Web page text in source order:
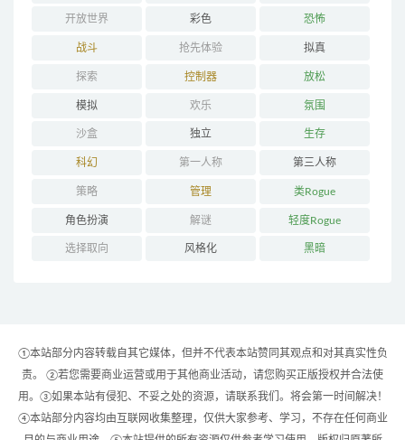
开放世界 彩色 恐怖
战斗 抢先体验 拟真
探索 控制器 放松
模拟 欢乐 氛围
沙盒 独立 生存
科幻 第一人称 第三人称
策略 管理 类Rogue
角色扮演 解谜 轻度Rogue
选择取向 风格化 黑暗
①本站部分内容转载自其它媒体，但并不代表本站赞同其观点和对其真实性负
责。 ②若您需要商业运营或用于其他商业活动，请您购买正版授权并合法使
用。③如果本站有侵犯、不妥之处的资源，请联系我们。将会第一时间解决！
④本站部分内容均由互联网收集整理，仅供大家参考、学习，不存在任何商业